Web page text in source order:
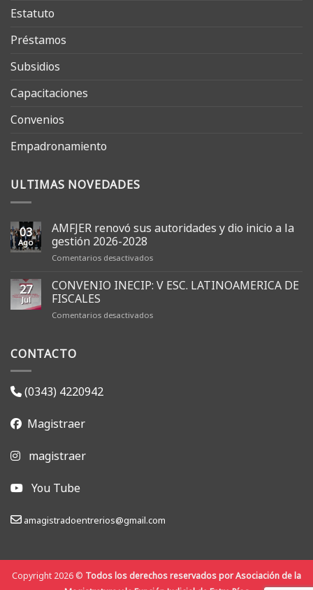
Estatuto
Préstamos
Subsidios
Capacitaciones
Convenios
Empadronamiento
ULTIMAS NOVEDADES
03
Ago
AMFJER renovó sus autoridades y dio inicio a la
gestión 2026-2028
Comentarios desactivadosen
renovó
sus
y
27
Jul
CONVENIO INECIP: V ESC. LATINOAMERICA DE
FISCALES
Comentarios desactivadosen
CONTACTO
(0343) 4220942
Magistraer
magistraer
You Tube
amagistradoentrerios@gmail.com
Copyright 2026 © Todos los derechos reservados por Asociación de la